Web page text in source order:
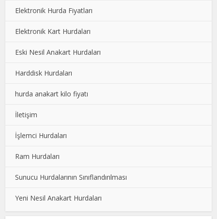
Elektronik Hurda Fiyatları
Elektronik Kart Hurdaları
Eski Nesil Anakart Hurdaları
Harddisk Hurdaları
hurda anakart kilo fiyatı
İletişim
İşlemci Hurdaları
Ram Hurdaları
Sunucu Hurdalarının Sınıflandırılması
Yeni Nesil Anakart Hurdaları